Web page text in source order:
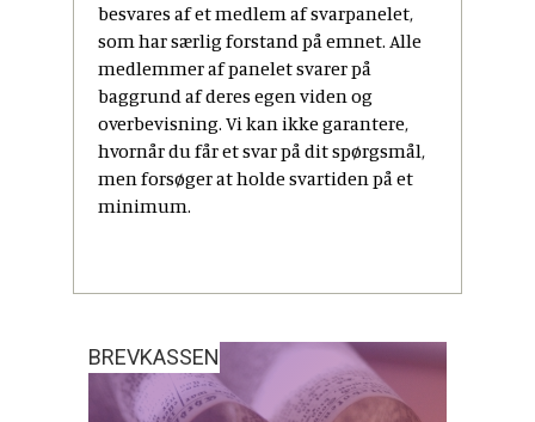
besvares af et medlem af svarpanelet,
som har særlig forstand på emnet. Alle
medlemmer af panelet svarer på
baggrund af deres egen viden og
overbevisning. Vi kan ikke garantere,
hvornår du får et svar på dit spørgsmål,
men forsøger at holde svartiden på et
minimum.
BREVKASSEN